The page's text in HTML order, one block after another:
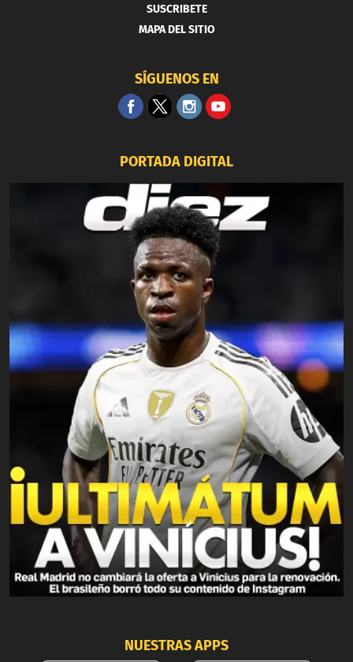
SUSCRIBETE
MAPA DEL SITIO
SÍGUENOS EN
PORTADA DIGITAL
NUESTRAS APPS